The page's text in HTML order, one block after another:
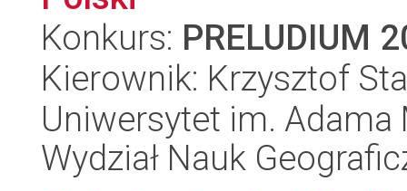
Konkurs: PRELUDIUM
Kierownik: Krzysztof
Uniwersytet im.
Wydział Nauk